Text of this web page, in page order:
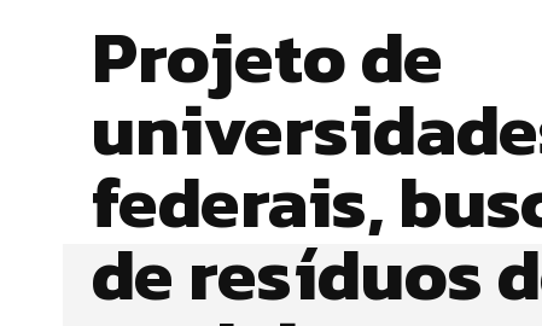
Projeto de
federais,
de resíduos